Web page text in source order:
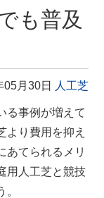
も普及
05月30日 人工芝
る事例が増えて
より費用を抑え
あてられるメリ
用人工芝と競技